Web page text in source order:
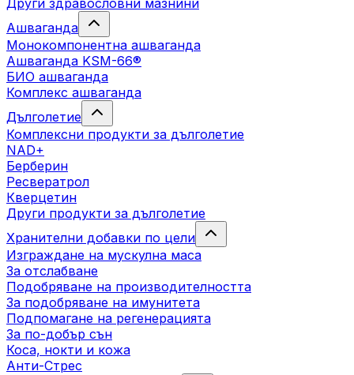
Други здравословни мазнини
Ашваганда
Монокомпонентна ашваганда
Ашваганда KSM-66®
БИО ашваганда
Комплекс ашваганда
Дълголетие
Комплексни продукти за дълголетие
NAD+
Берберин
Ресвератрол
Кверцетин
Други продукти за дълголетие
Хранителни добавки по цели
Изграждане на мускулна маса
За отслабване
Подобряване на производителността
За подобряване на имунитета
Подпомагане на регенерацията
За по-добър сън
Коса, нокти и кожа
Анти-Стрес